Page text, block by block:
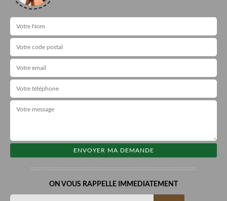
ON VOUS RAPPELLE IMMEDIATEMENT